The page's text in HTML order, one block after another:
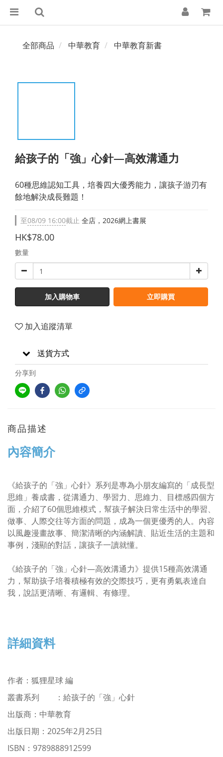
全部商品 中華教育 中華教育新書
給孩子的「強」心針—高效溝通力
60種思維認知工具，培養四大優秀能力，讓孩子游刃有
餘地解決成長難題！
至08/09 16:00截止 全店，2026網上書展
HK$78.00
數量
加入購物車 立即購買
加入追蹤清單
送貨方式
分享到
商品描述
內容簡介
《給孩子的「強」心針》系列是專為小朋友編寫的「成長型
思維」養成書，從溝通力、學習力、思維力、目標感四個方
面，介紹了60個思維模式，幫孩子解決日常生活中的學習、
做事、人際交往等方面的問題，成為一個更優秀的人。內容
以風趣漫畫故事、簡潔清晰的內涵解讀、貼近生活的主題和
事例，淺顯的對話，讓孩子一讀就懂。
《給孩子的「強」心針—高效溝通力》提供15種高效溝通
力，幫助孩子培養積極有效的交際技巧，更有勇氣表達自
我，說話更清晰、有邏輯、有條理。
詳細資料
作者 ： 狐狸星球 編
叢書系列
：給孩子的「強」心針
出版商：中華教育
出版日期：2025年2月25日
ISBN：9789888912599